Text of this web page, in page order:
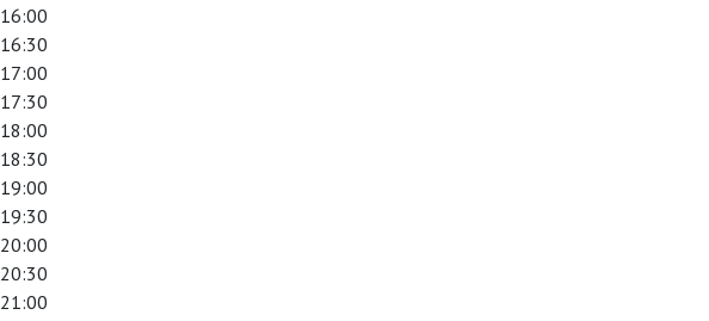
16:00
16:30
17:00
17:30
18:00
18:30
19:00
19:30
20:00
20:30
21:00